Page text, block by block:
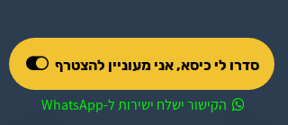
​​​​​​​ הקישור ישלח ישירות ל-WhatsApp
סדרו לי כיסא, אני מעוניין להצטרף